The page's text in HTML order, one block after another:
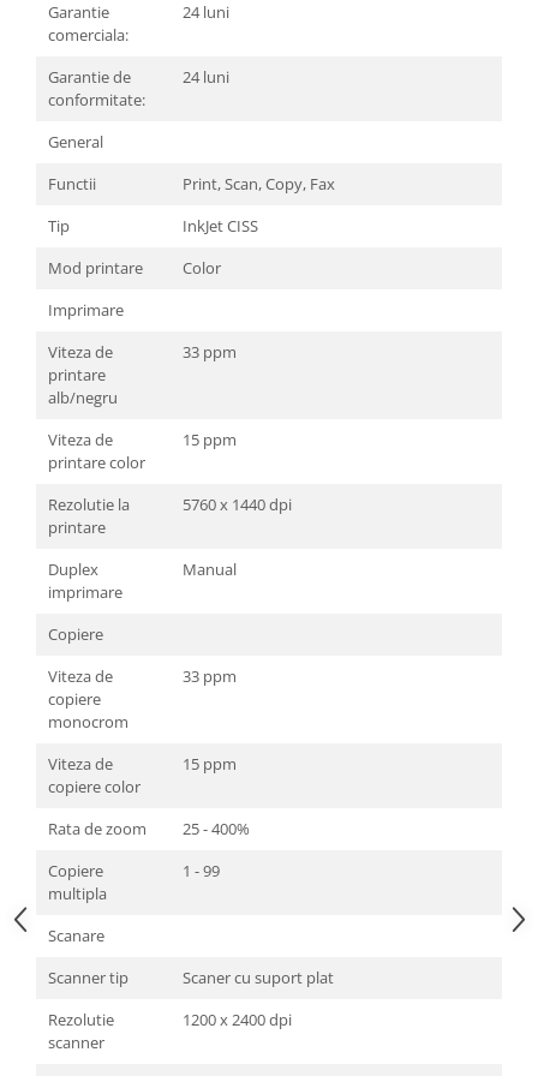
Carcase
Cooler
Servere & Componente
Componente Server
Servere
Software
Retelistica & Supraveghere
Printing
Multifunctionale
Imprimante 3D
TV, Multimedia & Electronice
Multiboard & Accessorii
Multimedia
Foto & Video
Cloud si Aplicatii SaaS
Sisteme Videoconferinta
Securitate Date
Firewall
Antivirus
Garantie
comerciala:
24 luni
Garantie de
conformitate:
24 luni
General
Functii
Print, Scan, Copy, Fax
Tip
InkJet CISS
Mod printare
Color
Imprimare
Viteza de
printare
alb/negru
33 ppm
Viteza de
printare color
15 ppm
Rezolutie la
printare
5760 x 1440 dpi
Duplex
imprimare
Manual
Copiere
Viteza de
copiere
monocrom
33 ppm
Viteza de
copiere color
15 ppm
Rata de zoom
25 - 400%
Copiere
multipla
1 - 99
Scanare
Scanner tip
Scaner cu suport plat
Rezolutie
scanner
1200 x 2400 dpi